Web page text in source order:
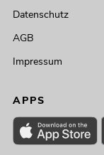
Datenschutz
AGB
Impressum
APPS